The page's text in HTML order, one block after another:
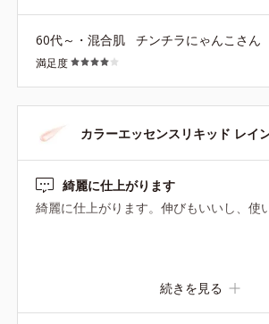
60代～・混合肌 チンチラにゃんこさん
満足度
カラーエッセンスリキッド レイ
綺麗に仕上がります
綺麗に仕上がります。伸びもいいし、使
続きを見る